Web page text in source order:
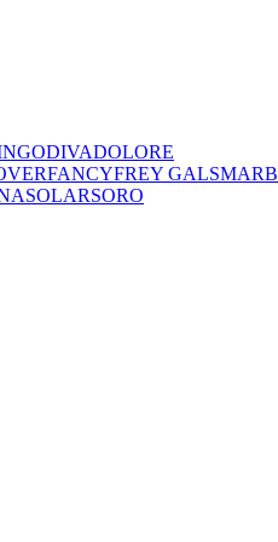
DIVADOLORE
FANCYFREY GALS
SOLARSORO